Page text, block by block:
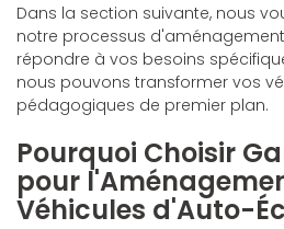
Dans la section suivante, nous
notre processus
répondre à vos besoins
nous pouvons transformer vos
pédagogiques de premier plan.
Pourquoi Choisir
pour
Véhicules d'Auto-